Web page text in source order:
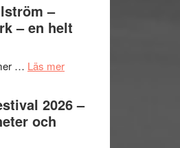
–
– en helt
… Läs merom
Håkan
Hellström
2026 –
och